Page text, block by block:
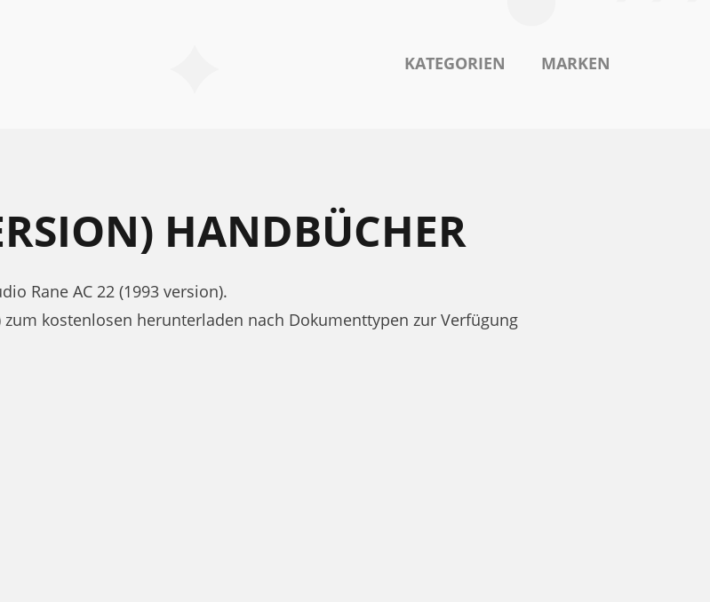
KATEGORIEN MARKEN
HANDBÜCHER
Rane AC 22 (1993 version).
zum kostenlosen herunterladen nach Dokumenttypen zur Verfügung